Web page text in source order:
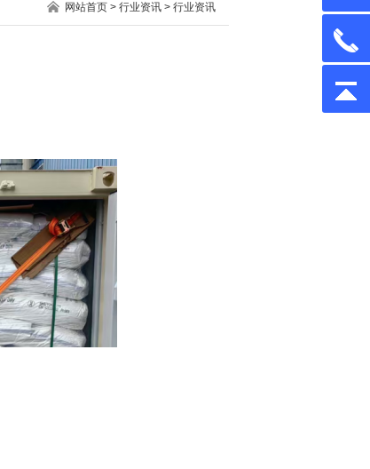
网站首页> 行业资讯> 行业资讯